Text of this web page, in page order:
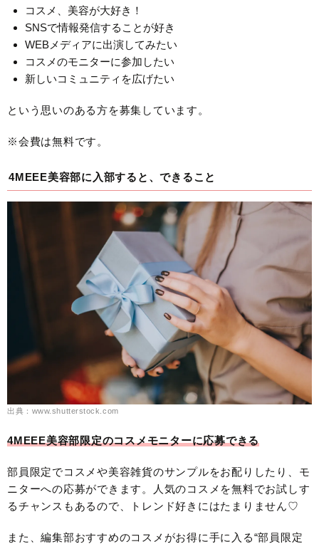
コスメ、美容が大好き！
SNSで情報発信することが好き
WEBメディアに出演してみたい
コスメのモニターに参加したい
新しいコミュニティを広げたい
という思いのある方を募集しています。
※会費は無料です。
4MEEE美容部に入部すると、できること
出典：www.shutterstock.com
4MEEE美容部限定のコスメモニターに応募できる
部員限定でコスメや美容雑貨のサンプルをお配りしたり、モ
ニターへの応募ができます。人気のコスメを無料でお試しす
るチャンスもあるので、トレンド好きにはたまりません♡
また、編集部おすすめのコスメがお得に手に入る“部員限定